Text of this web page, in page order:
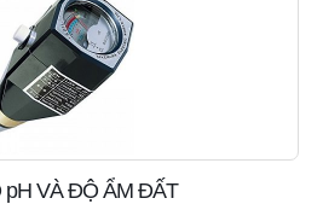
pH VÀ ĐỘ ẨM ĐẤT